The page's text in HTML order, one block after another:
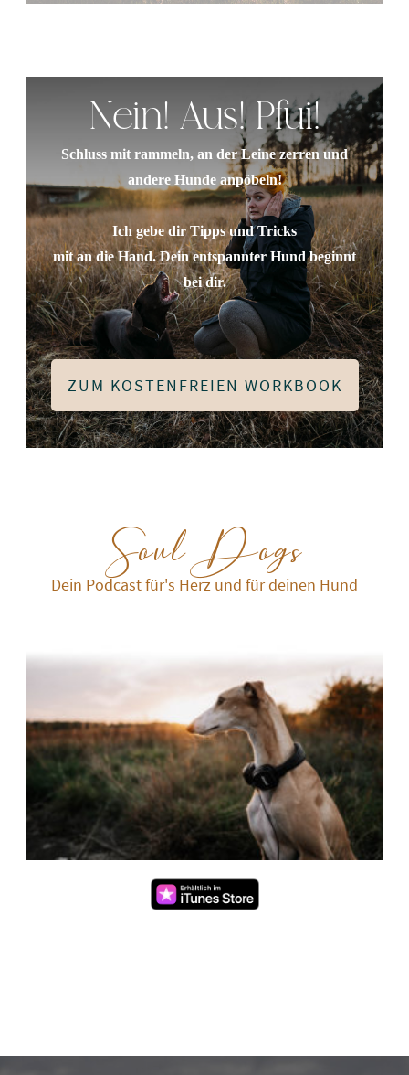
Nein! Aus! Pfui!
Schluss mit rammeln, an der Leine zerren und
andere Hunde anpöbeln!
Ich gebe dir Tipps und Tricks
mit an die Hand. Dein entspannter Hund beginnt
bei dir.
ZUM KOSTENFREIEN WORKBOOK
SoulDogs
Dein Podcast für's Herz und für deinen Hund